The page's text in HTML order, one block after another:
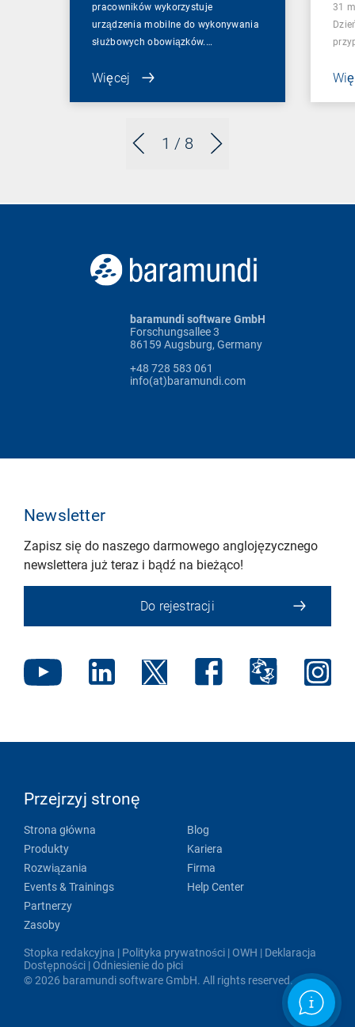
1 / 8
pracowników wykorzystuje
urządzenia mobilne do wykonywania
służbowych obowiązków.…
Więcej
31
baramundi software GmbH
Forschungsallee 3
86159 Augsburg, Germany
+48 728 583 061
info(at)baramundi.com
Newsletter
Zapisz się do naszego darmowego anglojęzycznego
newslettera już teraz i bądź na bieżąco!
Do rejestracji
Przejrzyj stronę
Strona główna
Produkty
Rozwiązania
Events & Trainings
Partnerzy
Zasoby
Blog
Kariera
Firma
Help Center
Stopka redakcyjna | Polityka prywatności | OWH | Deklaracja
Dostępności | Odniesienie do płci
© 2026 baramundi software GmbH. All rights reserved.